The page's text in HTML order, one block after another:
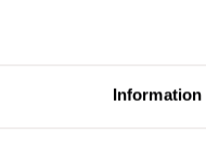
Information